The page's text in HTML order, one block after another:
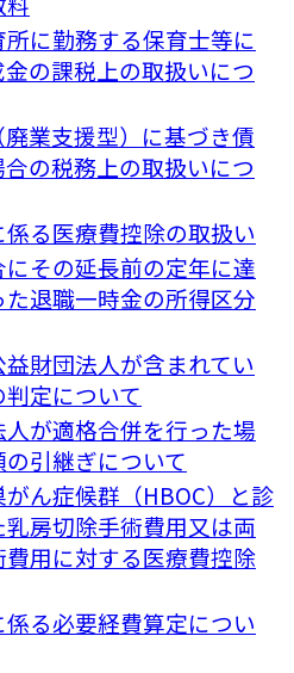
に勤務する保育士等に
の課税上の取扱いにつ
業支援型）に基づき債
の税務上の取扱いにつ
る医療費控除の取扱い
その延長前の定年に達
退職一時金の所得区分
財団法人が含まれてい
定について
が適格合併を行った場
引継ぎについて
ん症候群（HBOC）と診
房切除手術費用又は両
用に対する医療費控除
る必要経費算定につい